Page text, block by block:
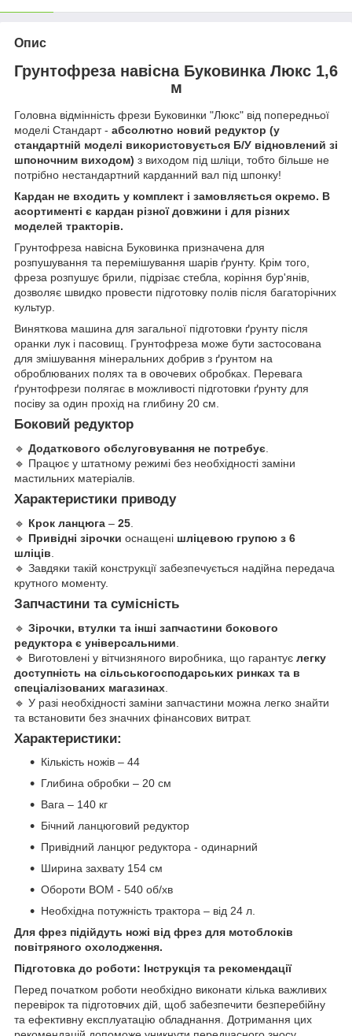
Опис
Грунтофреза навісна Буковинка Люкс 1,6
м
Головна відмінність фрези Буковинки "Люкс" від попередньої
моделі Стандарт - абсолютно новий редуктор (у
стандартній моделі використовується Б/У відновлений зі
шпоночним виходом) з виходом під шліци, тобто більше не
потрібно нестандартний карданний вал під шпонку!
Кардан не входить у комплект і замовляється окремо. В
асортименті є кардан різної довжини і для різних
моделей тракторів.
Грунтофреза навісна Буковинка призначена для
розпушування та перемішування шарів ґрунту. Крім того,
фреза розпушує брили, підрізає стебла, коріння бур'янів,
дозволяє швидко провести підготовку полів після багаторічних
культур.
Виняткова машина для загальної підготовки ґрунту після
оранки лук і пасовищ. Грунтофреза може бути застосована
для змішування мінеральних добрив з ґрунтом на
оброблюваних полях та в овочевих обробках. Перевага
ґрунтофрези полягає в можливості підготовки ґрунту для
посіву за один прохід на глибину 20 см.
Боковий редуктор
🔹 Додаткового обслуговування не потребує.
🔹 Працює у штатному режимі без необхідності заміни
мастильних матеріалів.
Характеристики приводу
🔹 Крок ланцюга – 25
🔹 Привідні зірочки оснащені шліцевою групою з 6
шліців
🔹 Завдяки такій конструкції забезпечується надійна передача
крутного моменту.
Запчастини та сумісність
🔹 Зірочки, втулки та інші запчастини бокового
редуктора є універсальними
🔹 Виготовлені у вітчизняного виробника, що гарантує легку
доступність на сільськогосподарських ринках та в
спеціалізованих магазинах
🔹 У разі необхідності заміни запчастини можна легко знайти
та встановити без значних фінансових витрат.
Характеристики:
Кількість ножів – 44
Глибина обробки – 20 см
Вага – 140 кг
Бічний ланцюговий редуктор
Привідний ланцюг редуктора - одинарний
Ширина захвату 154 см
Обороти ВОМ - 540 об/хв
Необхідна потужність трактора – від 24 л.
Для фрез підійдуть ножі від фрез для мотоблоків
повітряного охолодження.
Підготовка до роботи: Інструкція та рекомендації
Перед початком роботи необхідно виконати кілька важливих
перевірок та підготовчих дій, щоб забезпечити безперебійну
та ефективну експлуатацію обладнання. Дотримання цих